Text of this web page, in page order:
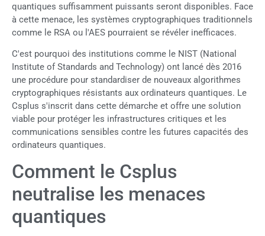
quantiques suffisamment puissants seront disponibles. Face
à cette menace, les systèmes cryptographiques traditionnels
comme le RSA ou l'AES pourraient se révéler inefficaces.
C'est pourquoi des institutions comme le NIST (National
Institute of Standards and Technology) ont lancé dès 2016
une procédure pour standardiser de nouveaux algorithmes
cryptographiques résistants aux ordinateurs quantiques. Le
Csplus s'inscrit dans cette démarche et offre une solution
viable pour protéger les infrastructures critiques et les
communications sensibles contre les futures capacités des
ordinateurs quantiques.
Comment le Csplus
neutralise les menaces
quantiques